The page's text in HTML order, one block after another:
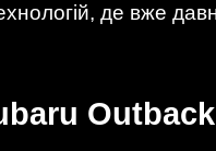
де вже
Outback